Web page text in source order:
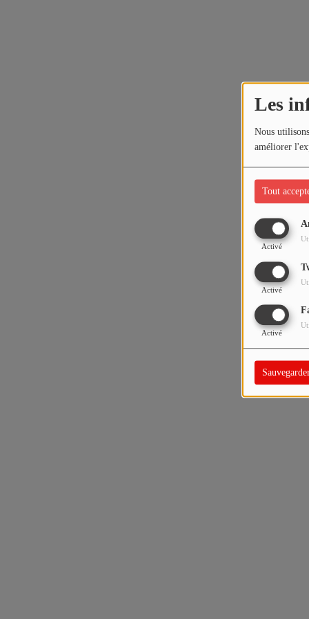
Les
Nous
améliorer
Tout
Activé
Activé
Activé